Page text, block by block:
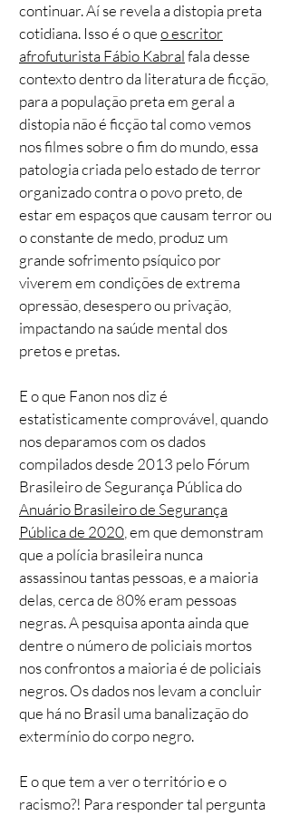
continuar. Aí se revela a distopia preta
cotidiana. Isso é o queo escritor
afrofuturista Fábio Kabralfala desse
contexto dentro da literatura de ficção,
para a população preta em geral a
distopia não é ficção tal como vemos
nos filmes sobre o fim do mundo, essa
patologia criada pelo estado de terror
organizado contra o povo preto, de
estar em espaços que causam terror ou
o constante de medo, produz um
grande sofrimento psíquico por
viverem em condições de extrema
opressão, desespero ou privação,
impactando na saúde mental dos
pretos e pretas.
E o que Fanon nos diz é
estatisticamente comprovável, quando
nos deparamos com os dados
compilados desde 2013 pelo Fórum
Brasileiro de Segurança Pública do
Anuário Brasileiro de Segurança
Pública de 2020 , em que demonstram
que a polícia brasileira nunca
assassinou tantas pessoas, e a maioria
delas, cerca de 80% eram pessoas
negras. A pesquisa aponta ainda que
dentre o número de policiais mortos
nos confrontos a maioria é de policiais
negros. Os dados nos levam a concluir
que há no Brasil uma banalização do
extermínio do corpo negro.
E o que tem a ver o território e o
racismo?! Para responder tal pergunta